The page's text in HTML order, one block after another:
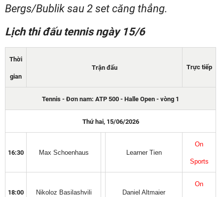
Bergs/Bublik sau 2 set căng thẳng.
Lịch thi đấu tennis ngày 15/6
Thời
gian
Trận đấu Trực tiếp
Tennis - Đơn nam: ATP 500 - Halle Open - vòng 1
Thứ hai, 15/06/2026
16:30 Max Schoenhaus Learner Tien
On
Sports
18:00 Nikoloz Basilashvili Daniel Altmaier
On